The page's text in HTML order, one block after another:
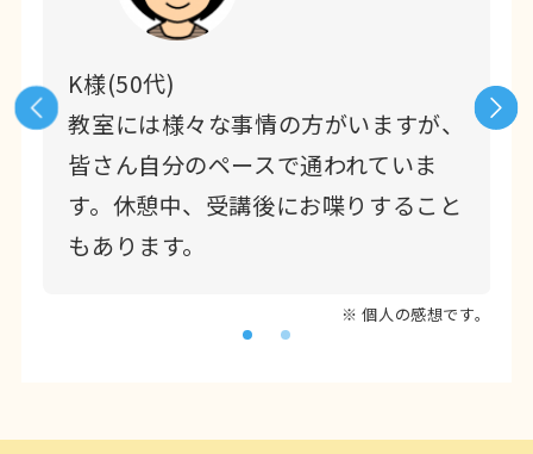
K様(50代)
教室には様々な事情の方がいますが、
皆さん自分のペースで通われていま
す。休憩中、受講後にお喋りすること
もあります。
※ 個人の感想です。